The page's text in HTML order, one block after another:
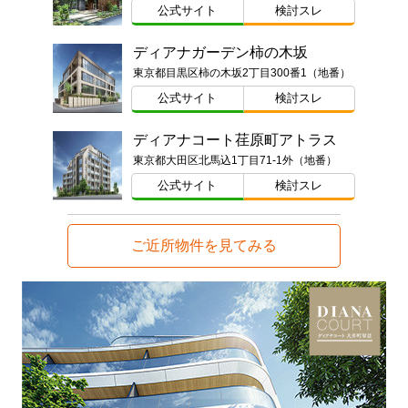
公式サイト 検討スレ
ディアナガーデン柿の木坂
東京都目黒区柿の木坂2丁目300番1（地番）
公式サイト 検討スレ
ディアナコート荏原町アトラス
東京都大田区北馬込1丁目71-1外（地番）
公式サイト 検討スレ
ご近所物件を見てみる